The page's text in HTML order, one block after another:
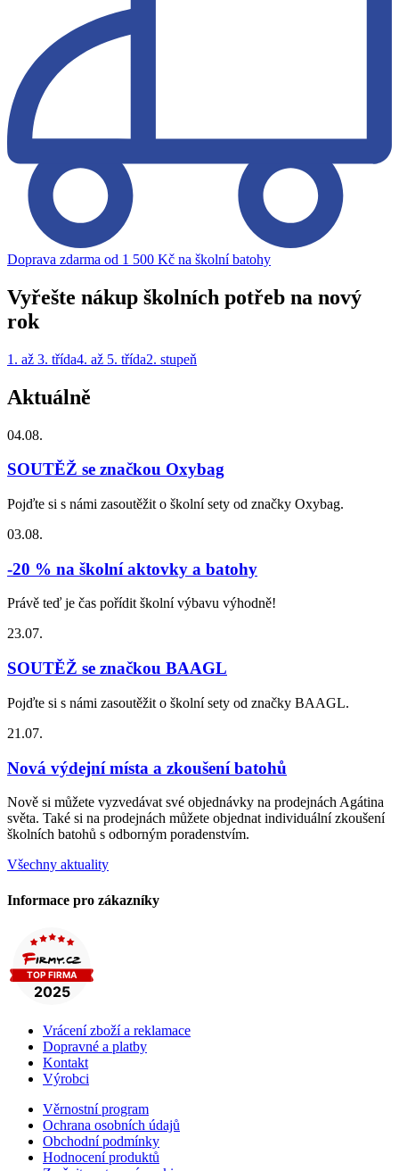
Doprava zdarma od 1 500 Kč na školní batohy
Vyřešte nákup školních potřeb na nový
rok
1. až 3. třída4. až 5. třída2. stupeň
Aktuálně
04.08.
SOUTĚŽ se značkou Oxybag
Pojďte si s námi zasoutěžit o školní sety od značky Oxybag.
03.08.
-20 % na školní aktovky a batohy
Právě teď je čas pořídit školní výbavu výhodně!
23.07.
SOUTĚŽ se značkou BAAGL
Pojďte si s námi zasoutěžit o školní sety od značky BAAGL.
21.07.
Nová výdejní místa a zkoušení batohů
Nově si můžete vyzvedávat své objednávky na prodejnách Agátina
světa. Také si na prodejnách můžete objednat individuální zkoušení
školních batohů s odborným poradenstvím.
Všechny aktuality
Informace pro zákazníky
Vrácení zboží a reklamace
Dopravné a platby
Kontakt
Výrobci
Věrnostní program
Ochrana osobních údajů
Obchodní podmínky
Hodnocení produktů